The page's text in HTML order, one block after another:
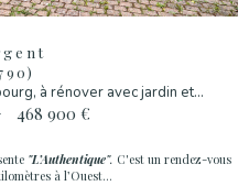
à rénover avec jardin et...
468 900 €
"L’Authentique". C'est un rendez-vous
à l’Ouest...